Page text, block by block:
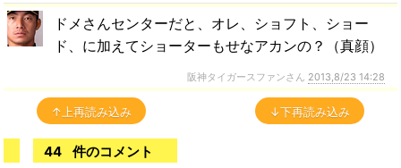
ドメさんセンターだと、オレ、ショフト、ショー
ド、に加えてショーターもせなアカンの？（真顔）
阪神タイガースファンさん 2013,8/23 14:28
↑上再読み込み ↓下再読み込み
44 件のコメント